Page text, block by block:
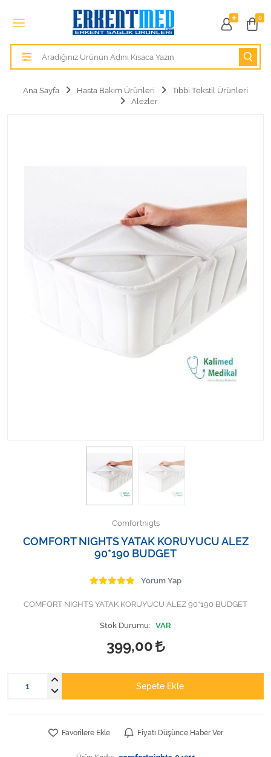
0
Tüm Kategoriler
Alezler
Kişisel Bakım ve Sağlık
Kişisel Bakım ve Sağlık
Varis Çorapları
Tüm Kategorileri Gör
Ana Sayfa Hasta Bakım Ürünleri
Tıbbi Tekstil Ürünleri
Alezler
Comfortnigts
COMFORT NIGHTS YATAK KORUYUCU ALEZ
90*190 BUDGET
Yorum Yap
COMFORT NIGHTS YATAK KORUYUCU ALEZ 90*190 BUDGET
Stok Durumu: VAR
399,00
Sepete Ekle
Favorilere Ekle Fiyatı Düşünce Haber Ver